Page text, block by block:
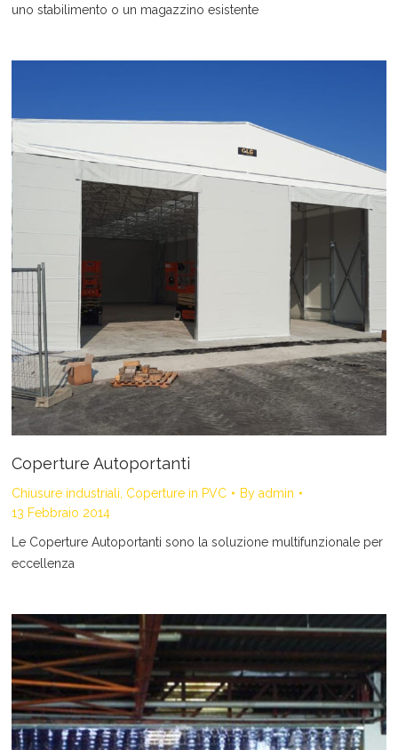
uno stabilimento o un magazzino esistente
Coperture Autoportanti
Chiusure industriali Coperture in PVC By admin
13 Febbraio 2014
Le Coperture Autoportanti sono la soluzione multifunzionale per
eccellenza